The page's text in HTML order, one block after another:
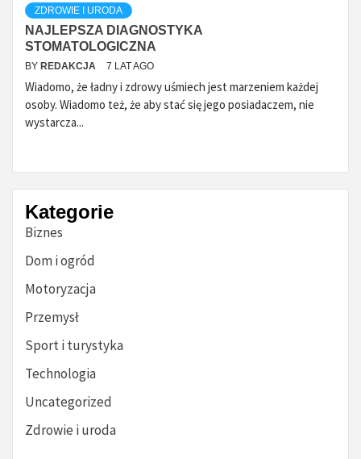
ZDROWIE I URODA
NAJLEPSZA DIAGNOSTYKA
STOMATOLOGICZNA
BY REDAKCJA 7 LAT AGO
Wiadomo, że ładny i zdrowy uśmiech jest marzeniem każdej
osoby. Wiadomo też, że aby stać się jego posiadaczem, nie
wystarcza...
Kategorie
Biznes
Dom i ogród
Motoryzacja
Przemysł
Sport i turystyka
Technologia
Uncategorized
Zdrowie i uroda